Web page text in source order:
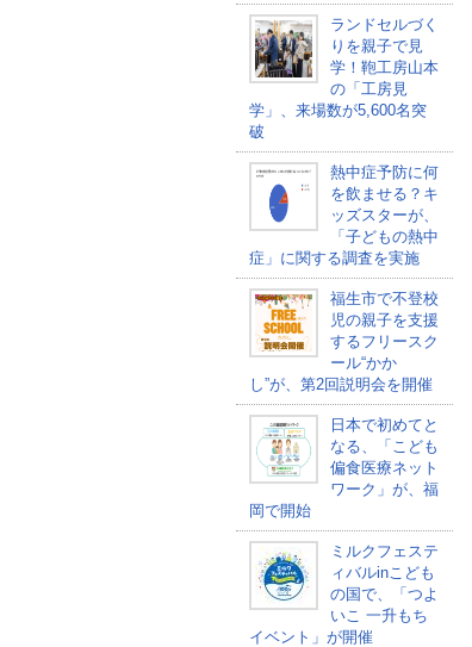
ランドセルづく
りを親子で見
学！鞄工房山本
の「工房見
学」、来場数が5,600名突
破
熱中症予防に何
を飲ませる？キ
ッズスターが、
「子どもの熱中
症」に関する調査を実施
福生市で不登校
児の親子を支援
するフリースク
ール“かか
し”が、第2回説明会を開催
日本で初めてと
なる、「こども
偏食医療ネット
ワーク」が、福
岡で開始
ミルクフェステ
ィバルinこども
の国で、「つよ
いこ 一升もち
イベント」が開催